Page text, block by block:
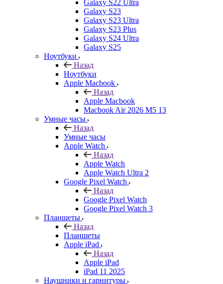
Galaxy S22 Ultra
Galaxy S23
Galaxy S23 Ultra
Galaxy S23 Plus
Galaxy S24 Ultra
Galaxy S25
Ноутбуки
Назад
Ноутбуки
Apple Macbook
Назад
Apple Macbook
Macbook Air 2026 M5 13
Умные часы
Назад
Умные часы
Apple Watch
Назад
Apple Watch
Apple Watch Ultra 2
Google Pixel Watch
Назад
Google Pixel Watch
Google Pixel Watch 3
Планшеты
Назад
Планшеты
Apple iPad
Назад
Apple iPad
iPad 11 2025
Наушники и гарнитуры